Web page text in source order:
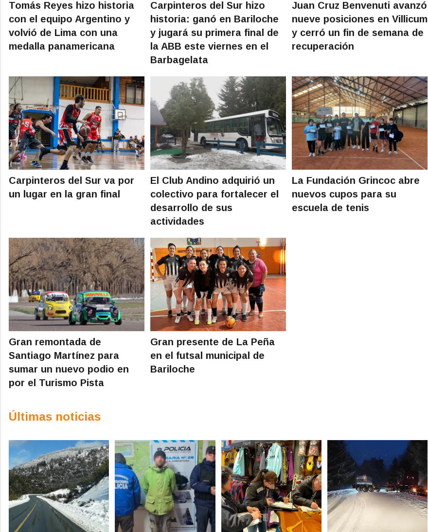
Tomás Reyes hizo historia
con el equipo Argentino y
volvió de Lima con una
medalla panamericana
Carpinteros del Sur hizo
historia: ganó en Bariloche
y jugará su primera final de
la ABB este viernes en el
Barbagelata
Juan Cruz Benvenuti avanzó
nueve posiciones en Villicum
y cerró un fin de semana de
recuperación
Carpinteros del Sur va por
un lugar en la gran final
El Club Andino adquirió un
colectivo para fortalecer el
desarrollo de sus
actividades
La Fundación Grincoc abre
nuevos cupos para su
escuela de tenis
Gran remontada de
Santiago Martínez para
sumar un nuevo podio en
por el Turismo Pista
Gran presente de La Peña
en el futsal municipal de
Bariloche
Últimas noticias